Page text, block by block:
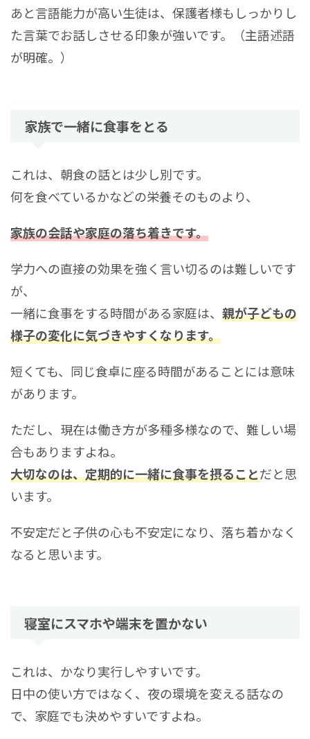
あと言語能力が高い生徒は、保護者様もしっかりし
た言葉でお話しさせる印象が強いです。（主語述語
が明確。）
家族で一緒に食事をとる
これは、朝食の話とは少し別です。
何を食べているかなどの栄養そのものより、
家族の会話や家庭の落ち着きです。
学力への直接の効果を強く言い切るのは難しいです
が、
一緒に食事をする時間がある家庭は、 親が子どもの
様子の変化に気づきやすくなります。
短くても、同じ食卓に座る時間があることには意味
があります。
ただし、現在は働き方が多種多様なので、難しい場
合もありますよね。
大切なのは、定期的に一緒に食事を摂ることだと思
います。
不安定だと子供の心も不安定になり、落ち着かなく
なると思います。
寝室にスマホや端末を置かない
これは、かなり実行しやすいです。
日中の使い方ではなく、夜の環境を変える話なの
で、家庭でも決めやすいですよね。